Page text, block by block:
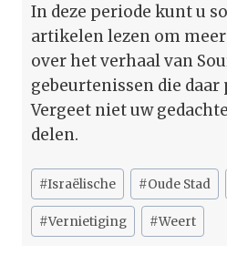
In deze periode kunt u
artikelen lezen om
over het verhaal van
gebeurtenissen die daar
Vergeet niet uw
delen.
Bericht
tags:
#Israëlische #Oude Stad
#Vernietiging #Weert